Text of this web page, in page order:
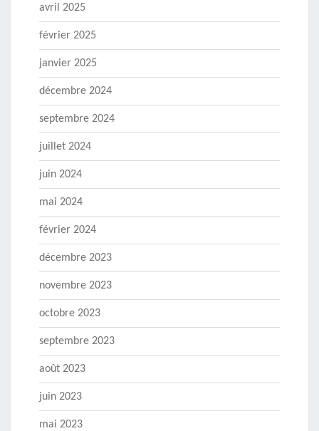
avril 2025
février 2025
janvier 2025
décembre 2024
septembre 2024
juillet 2024
juin 2024
mai 2024
février 2024
décembre 2023
novembre 2023
octobre 2023
septembre 2023
août 2023
juin 2023
mai 2023